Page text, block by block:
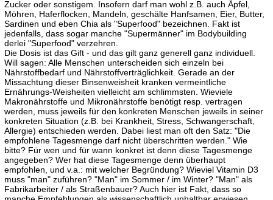
Zucker oder sonstigem. Insofern darf man wohl z.B. auch Äpfel,
Möhren, Haferflocken, Mandeln, geschälte Hanfsamen, Eier, Butter,
Sardinen und eben Chia als "Superfood" bezeichnen. Fakt ist
jedenfalls, dass sogar manche "Supermänner" im Bodybuilding
derlei "Superfood" verzehren.
Die Dosis ist das Gift - und das gilt ganz generell ganz individuell.
Will sagen: Alle Menschen unterscheiden sich einzeln bei
Nährstoffbedarf und Nährstoffverträglichkeit. Gerade an der
Missachtung dieser Binsenweisheit kranken vermeintliche
Ernährungs-Weisheiten vielleicht am schlimmsten. Wieviele
Makronährstoffe und Mikronährstoffe benötigt resp. vertragen
werden, muss jeweils für den konkreten Menschen jeweils in seiner
konkreten Situation (z.B. bei Krankheit, Stress, Schwangerschaft,
Allergie) entschieden werden. Dabei liest man oft den Satz: "Die
empfohlene Tagesmenge darf nicht überschritten werden." Wie
bitte? Für wen und für wann konkret ist denn diese Tagesmenge
angegeben? Wer hat diese Tagesmenge denn überhaupt
empfohlen, und v.a.: mit welcher Begründung? Wieviel Vitamin D3
muss "man" zuführen? "Man" im Sommer / im Winter? "Man" als
Fabrikarbeiter / als Straßenbauer? Auch hier ist Fakt, dass so